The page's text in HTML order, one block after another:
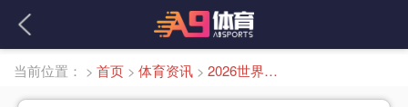
当前位置： > 首页 > 体育资讯 > 2026世界杯1/16决赛